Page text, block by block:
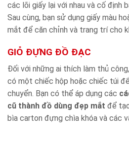
các lõi giấy lại với nhau và cố định
Sau cùng, bạn sử dụng giấy màu
mắt để căn chỉnh và trang trí cho
GIỎ ĐỰNG ĐỒ ĐẠC
Đối với những ai thích làm thủ
có một chiếc hộp hoặc chiếc túi
chuyển. Bạn có thể áp dụng các
cũ thành đồ dùng đẹp mắt để
bìa carton đựng chìa khóa và các